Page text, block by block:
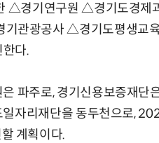
△경기연구원 △경기도경제
관광공사 △경기도평생교
다.
파주로, 경기신용보증재단
자리재단을 동두천으로,
계획이다.